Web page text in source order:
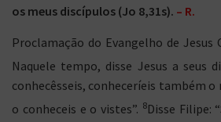
os meus discípulos (Jo 8,31s). – R.
Proclamação do Evangelho de Jesus
Naquele tempo, disse Jesus a seus
conhecêsseis, conheceríeis também o
o conheceis e o vistes”. 8Disse Filipe: